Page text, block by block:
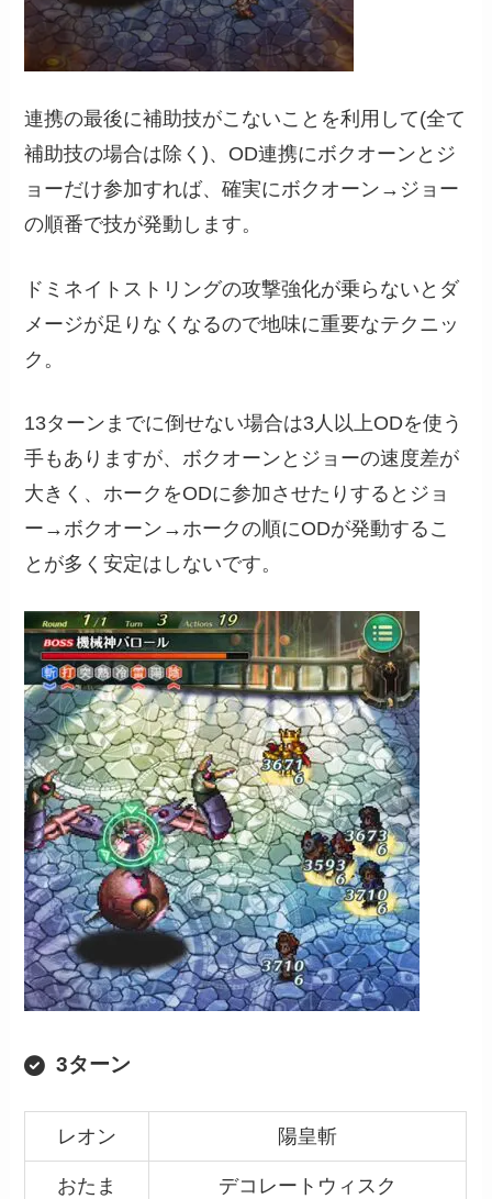
連携の最後に補助技がこないことを利用して(全て
補助技の場合は除く)、OD連携にボクオーンとジ
ョーだけ参加すれば、確実にボクオーン→ジョー
の順番で技が発動します。
ドミネイトストリングの攻撃強化が乗らないとダ
メージが足りなくなるので地味に重要なテクニッ
ク。
13ターンまでに倒せない場合は3人以上ODを使う
手もありますが、ボクオーンとジョーの速度差が
大きく、ホークをODに参加させたりするとジョ
ー→ボクオーン→ホークの順にODが発動するこ
とが多く安定はしないです。
3ターン
レオン 陽皇斬
おたま デコレートウィスク